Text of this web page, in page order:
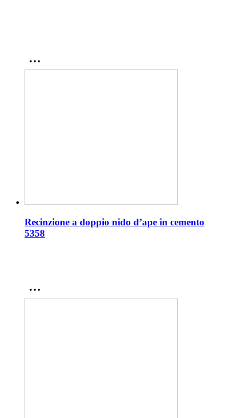
Recinzione a doppio nido d’ape in cemento
5358